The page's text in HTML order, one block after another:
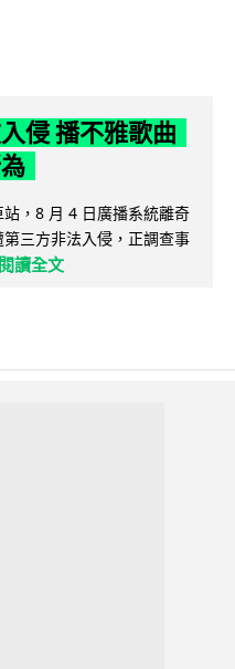
侵 播不雅歌曲
，8 月 4 日廣播系統離奇
三方非法入侵，正調查事
閱讀全文